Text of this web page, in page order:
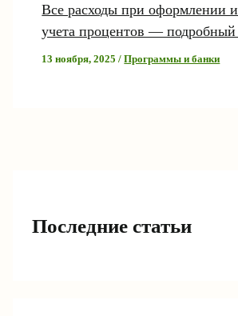
Последние статьи
Все расходы при оформлении
учета процентов — подробный
13 ноября, 2025/Программы и банки